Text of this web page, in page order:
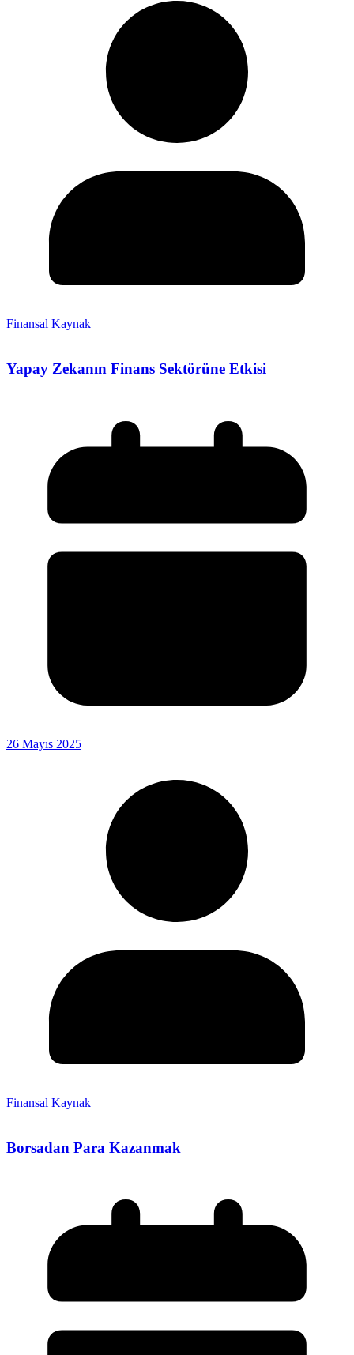
Finansal Kaynak
Yapay Zekanın Finans Sektörüne Etkisi
26 Mayıs 2025
Finansal Kaynak
Borsadan Para Kazanmak